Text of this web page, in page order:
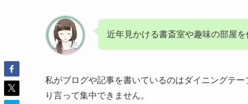
近年見かける書斎室や趣味の部屋を
私がブログや記事を書いているのはダイニングテ
り言って集中できません。